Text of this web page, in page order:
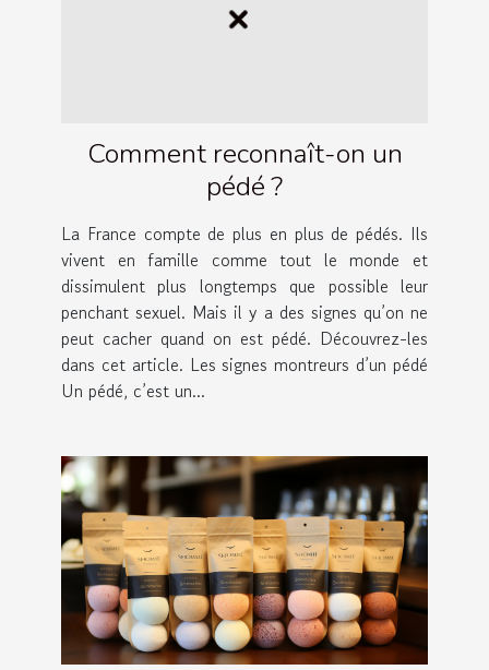
Comment reconnaît-on un
pédé ?
La France compte de plus en plus de pédés. Ils
vivent en famille comme tout le monde et
dissimulent plus longtemps que possible leur
penchant sexuel. Mais il y a des signes qu’on ne
peut cacher quand on est pédé. Découvrez-les
dans cet article. Les signes montreurs d’un pédé
Un pédé, c’est un...